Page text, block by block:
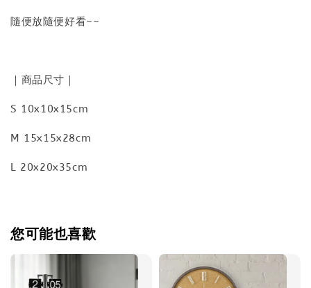
隨便放隨便好看~~
｜商品尺寸｜
S 10x10x15cm
M 15x15x28cm
L 20x20x35cm
您可能也喜歡